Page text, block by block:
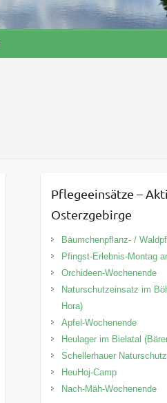
Pflegeeinsätze –
Osterzgebirge
Bäumchenpflanz- /
Pfingst-Erlebnis-Montag
Orchideen-Wochenende
Naturschutzeinsatz im
Hora)
Apfel-Wochenende
Heulager im Bielatal
Schellerhauer
HeuHoj-Camp
Nach-Mäh-Wochenende